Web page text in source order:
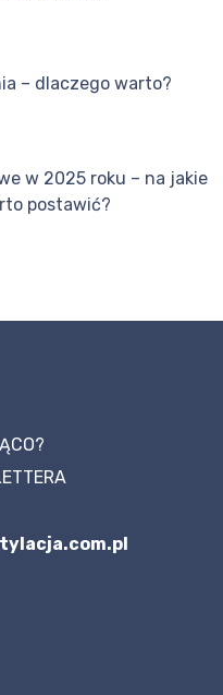
– dlaczego warto?
w 2025 roku – na jakie
postawić?